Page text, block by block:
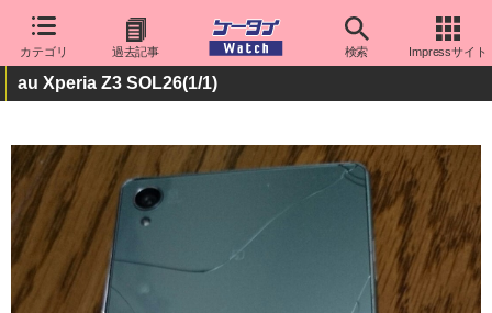
カテゴリ 過去記事 検索 Impressサイト
au Xperia Z3 SOL26(1/1)